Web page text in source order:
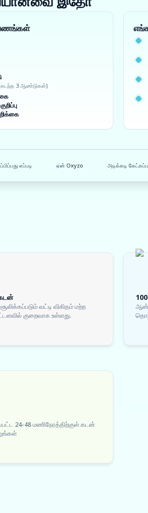
3 ஆண்டுகள்)
எப்படி ஏன் Oxyzo அடிக்கடி
வட்டி விகிதம் மற்ற
குறைவாக உள்ளது.
24-48 மணிநேரத்திற்குள் கடன்